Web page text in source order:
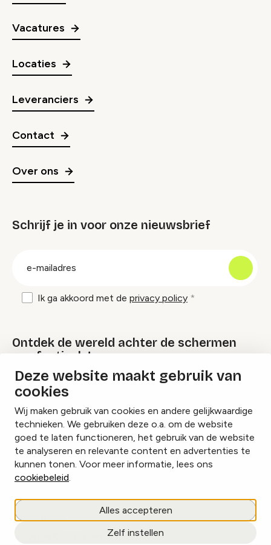
Deze website maakt gebruik van
cookies
Wij maken gebruik van cookies en andere gelijkwaardige
technieken. We gebruiken deze o.a. om de website
goed te laten functioneren, het gebruik van de website
te analyseren en relevante content en advertenties te
kunnen tonen. Voor meer informatie, lees ons
cookiebeleid.
Alles accepteren
Zelf instellen
Vacatures
Locaties
Leveranciers
Contact
Over ons
Schrijf je in voor onze nieuwsbrief
Ik ga akkoord met de privacy policy
Ontdek de wereld achter de schermen
van festivals!
Lees onze Festival Specials
InstagramFacebookLinkedIn
Cookies beheren
Privacy policy
copyright © 2026 Eventbranche.nl